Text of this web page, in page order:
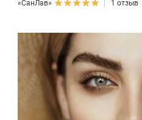
«СанЛав» 1 отзыв